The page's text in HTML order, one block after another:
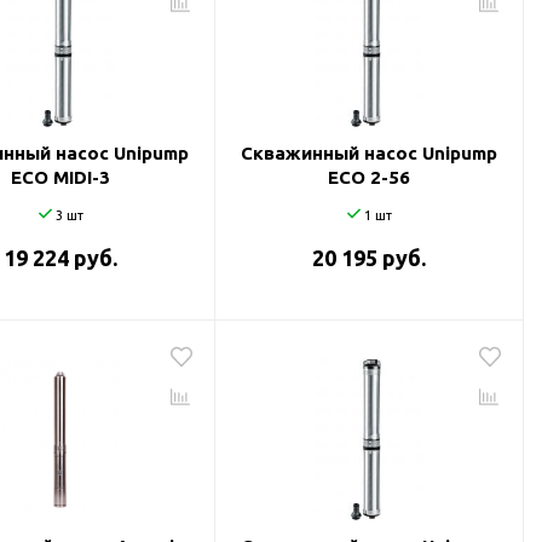
насос Unipump
ECO MIDI-3
3 шт
19 224 руб.
Скважинный насос Unipump
ECO 2-56
1 шт
20 195 руб.